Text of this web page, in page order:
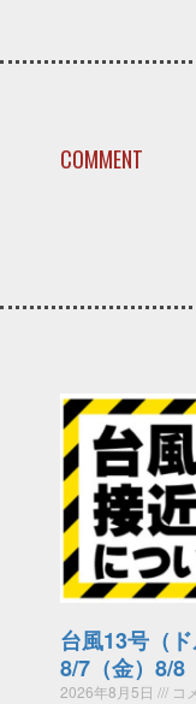
COMMENT
台風13号（
8/7（金）8/8
2026年8月5日 コ